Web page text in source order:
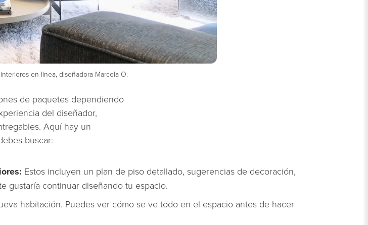
en línea, diseñadora Marcela O.
de paquetes dependiendo
del diseñador,
Aquí hay un
buscar:
Estos incluyen un plan de piso detallado, sugerencias de decoración,
gustaría continuar diseñando tu espacio.
habitación. Puedes ver cómo se ve todo en el espacio antes de hacer